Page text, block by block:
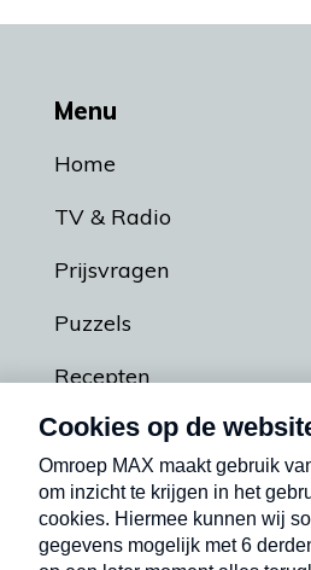
Menu
Home
TV & Radio
Prijsvragen
Puzzels
Recepten
Podcasts